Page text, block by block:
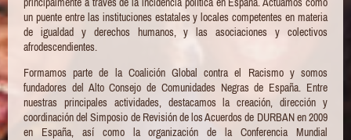
un puente entre las instituciones estatales y locales competentes en materia
de igualdad y derechos humanos, y las asociaciones y colectivos
afrodescendientes.
Formamos parte de la Coalición Global contra el Racismo y somos
fundadores del Alto Consejo de Comunidades Negras de España. Entre
nuestras principales actividades, destacamos la creación, dirección y
coordinación del Simposio de Revisión de los Acuerdos de DURBAN en 2009
en España, así como la organización de la Conferencia Mundial